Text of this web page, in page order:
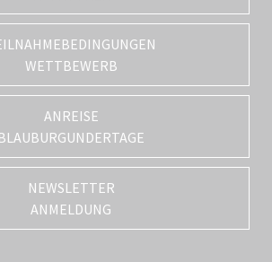
WETTBEWERB
ANREISE
BLAUBURGUNDERTAGE
NEWSLETTER
ANMELDUNG